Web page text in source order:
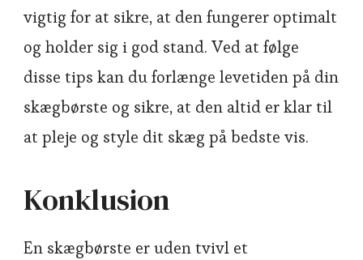
vigtig for at sikre, at den fungerer optimalt
og holder sig i god stand. Ved at følge
disse tips kan du forlænge levetiden på din
skægbørste og sikre, at den altid er klar til
at pleje og style dit skæg på bedste vis.
Konklusion
En skægbørste er uden tvivl et